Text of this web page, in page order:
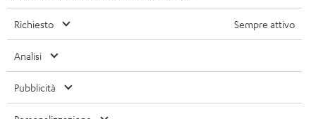
MANAGEMENT
SOSTENIBILITÀ
I NOSTRI VALORI
SPAGNA
ITALIA
errori di battitura e omissioni. Gli accessori mostrati nelle nostre foto non sono
inclusi nella consegna. Eventuali costi di smaltimento delle batterie sono inclusi
Richiesto Sempre attivo
Analisi
Pubblicità